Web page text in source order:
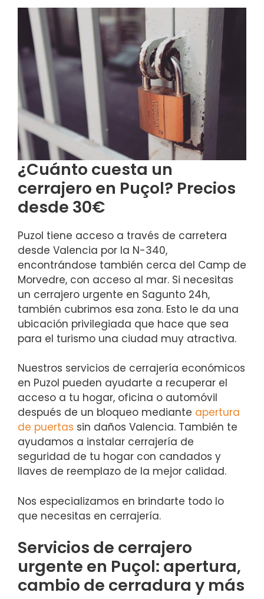
¿Cuánto cuesta un
cerrajero en Puçol? Precios
desde 30€
Puzol tiene acceso a través de carretera
desde Valencia por la N-340,
encontrándose también cerca del Camp de
Morvedre, con acceso al mar. Si necesitas
un cerrajero urgente en Sagunto 24h,
también cubrimos esa zona. Esto le da una
ubicación privilegiada que hace que sea
para el turismo una ciudad muy atractiva.
Nuestros servicios de cerrajería económicos
en Puzol pueden ayudarte a recuperar el
acceso a tu hogar, oficina o automóvil
después de un bloqueo mediante apertura
de puertas sin daños Valencia. También te
ayudamos a instalar cerrajería de
seguridad de tu hogar con candados y
llaves de reemplazo de la mejor calidad.
Nos especializamos en brindarte todo lo
que necesitas en cerrajería.
Servicios de cerrajero
urgente en Puçol: apertura,
cambio de cerradura y más